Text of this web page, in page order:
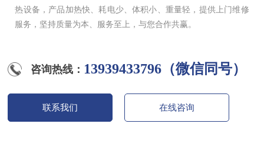
热设备，产品加热快、耗电少、体积小、重量轻，提供上门维修
服务，坚持质量为本、服务至上，与您合作共赢。
咨询热线： 13939433796（微信同号）
联系我们 在线咨询